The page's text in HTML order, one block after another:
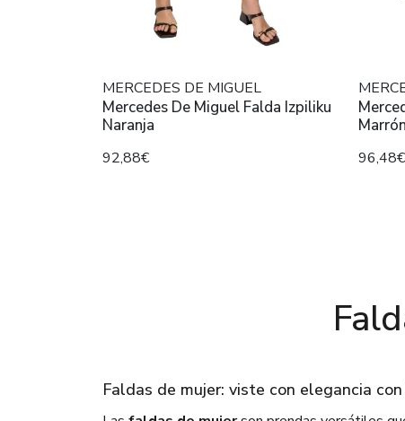
MERCEDES DE MIGUEL
Mercedes De Miguel Falda Izpiliku
Naranja
92,88€
Marrón
96,48€
Faldas de mujer: viste con elegancia